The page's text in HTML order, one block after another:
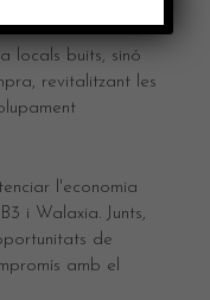
locals buits, sinó
revitalitzant les
l'economia
i Walaxia. Junts,
de
amb el